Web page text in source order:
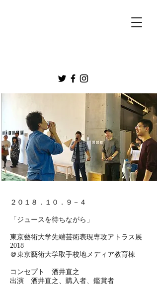
２０１８．１０．９－４
「ジュースを待ちながら」
東京藝術大学先端芸術表現専攻アトラス展
2018
＠東京藝術大学取手校地メディア教育棟
コンセプト 酒井直之
出演 酒井直之、購入者、鑑賞者